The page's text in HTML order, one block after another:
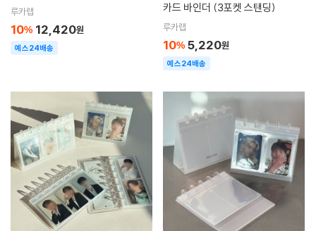
루카랩
10% 12,420원
예스24배송
카드 바인더 (3포켓 스탠딩)
루카랩
10% 5,220원
예스24배송